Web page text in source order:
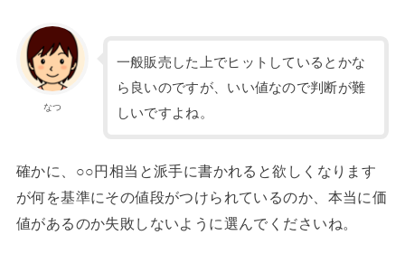
なつ
一般販売した上でヒットしているとかな
ら良いのですが、いい値なので判断が難
しいですよね。
確かに、○○円相当と派手に書かれると欲しくなります
が何を基準にその値段がつけられているのか、本当に価
値があるのか失敗しないように選んでくださいね。